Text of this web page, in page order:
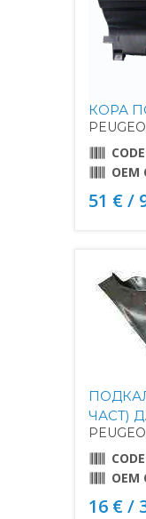
КОРА
OEM
51 € /
ЧАСТ) Д.
OEM
16 € /